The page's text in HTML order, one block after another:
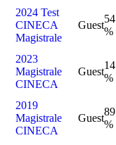
2024 Test
CINECA
Magistrale
Guest
%
2023
Magistrale
CINECA
Guest
%
2019
Magistrale
CINECA
Guest
%